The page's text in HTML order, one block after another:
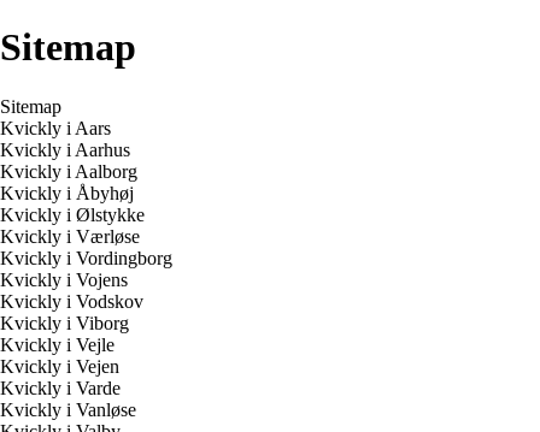
Sitemap
Sitemap
Kvickly i Aars
Kvickly i Aarhus
Kvickly i Aalborg
Kvickly i Åbyhøj
Kvickly i Ølstykke
Kvickly i Værløse
Kvickly i Vordingborg
Kvickly i Vojens
Kvickly i Vodskov
Kvickly i Viborg
Kvickly i Vejle
Kvickly i Vejen
Kvickly i Varde
Kvickly i Vanløse